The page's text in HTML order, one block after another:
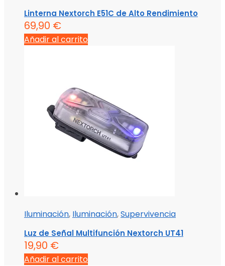
Linterna Nextorch E51C de Alto Rendimiento
69,90 €
Añadir al carrito
Iluminación, Iluminación,Supervivencia
Luz de Señal Multifunción Nextorch UT41
19,90 €
Añadir al carrito